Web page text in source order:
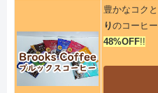
豊かなコク
りのコーヒ
48%OFF!!